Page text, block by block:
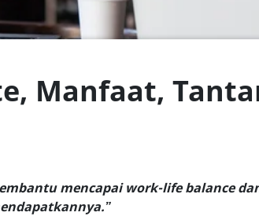
Manfaat,
mencapai work-life balance